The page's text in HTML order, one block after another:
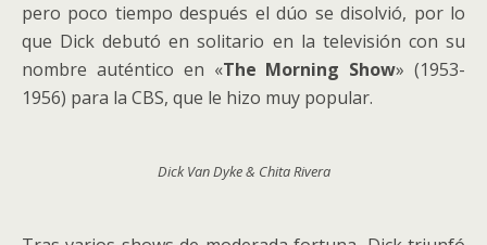
pero poco tiempo después el dúo se disolvió, por lo
que Dick debutó en solitario en la televisión con su
nombre auténtico en «The Morning Show» (1953-
1956) para la CBS, que le hizo muy popular.
Dick Van Dyke & Chita Rivera